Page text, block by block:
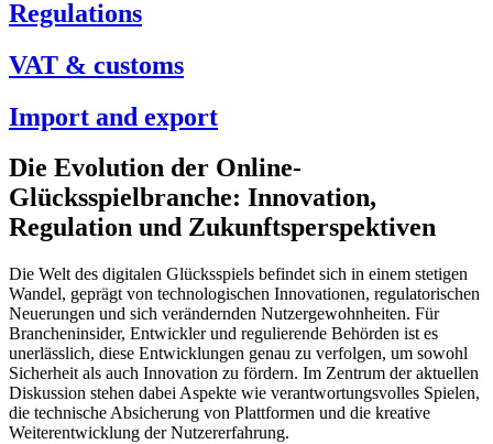
Regulations
VAT & customs
Import and export
Die Evolution der Online-
Glücksspielbranche: Innovation,
Regulation und Zukunftsperspektiven
Die Welt des digitalen Glücksspiels befindet sich in einem stetigen
Wandel, geprägt von technologischen Innovationen, regulatorischen
Neuerungen und sich verändernden Nutzergewohnheiten. Für
Brancheninsider, Entwickler und regulierende Behörden ist es
unerlässlich, diese Entwicklungen genau zu verfolgen, um sowohl
Sicherheit als auch Innovation zu fördern. Im Zentrum der aktuellen
Diskussion stehen dabei Aspekte wie verantwortungsvolles Spielen,
die technische Absicherung von Plattformen und die kreative
Weiterentwicklung der Nutzererfahrung.